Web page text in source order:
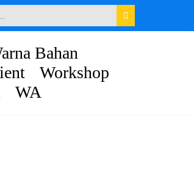
Bahan
Workshop
WA